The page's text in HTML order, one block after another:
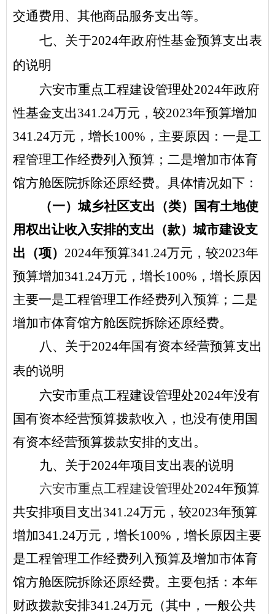
交通费用、其他商品服务支出等。
七、关于2024年政府性基金预算支出表
的说明
六安市重点工程建设管理处2024年政府
性基金支出341.24万元 ， 较2023年预算增加
341.24万元 ，增长100% ，主要原因：一是工
程管理工作经费列入预算 ；二是增加市体育
馆方舱医院拆除还原经费。具体情况如下：
（一）城乡社区支出 （类）
国有土地使
用权出让收入安排的支出 （款）城市建设支
出 （项） 2024年预算341.24万元， 较2023年
预算增加341.24万元，增长100% ，增长原因
主要一是工程管理工作经费列入预算 ；二是
增加市体育馆方舱医院拆除还原经费。
八、关于2024年国有资本经营预算支出
表的说明
六安市重点工程建设管理处2024年没有
国有资本经营预算拨款收入，也没有使用国
有资本经营预算拨款安排的支出。
九、关于2024年项目支出表的说明
六安市重点工程建设管理处2024年预算
共安排项目支出341.24万元，较2023年预算
增加341.24万元，增长100% ，增长原因主要
是工程管理工作经费列入预算及增加市体育
馆方舱医院拆除还原经费。主要包括：本年
财政拨款安排341.24万元（其中，一般公共